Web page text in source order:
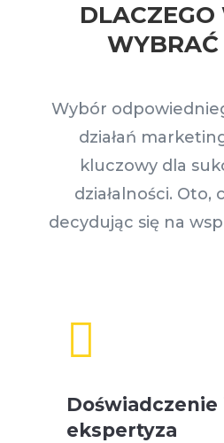
WYBRAĆ
Wybór
działań
kluczowy dla
działalności. Oto,
decydując się na

Doświadczenie
ekspertyza